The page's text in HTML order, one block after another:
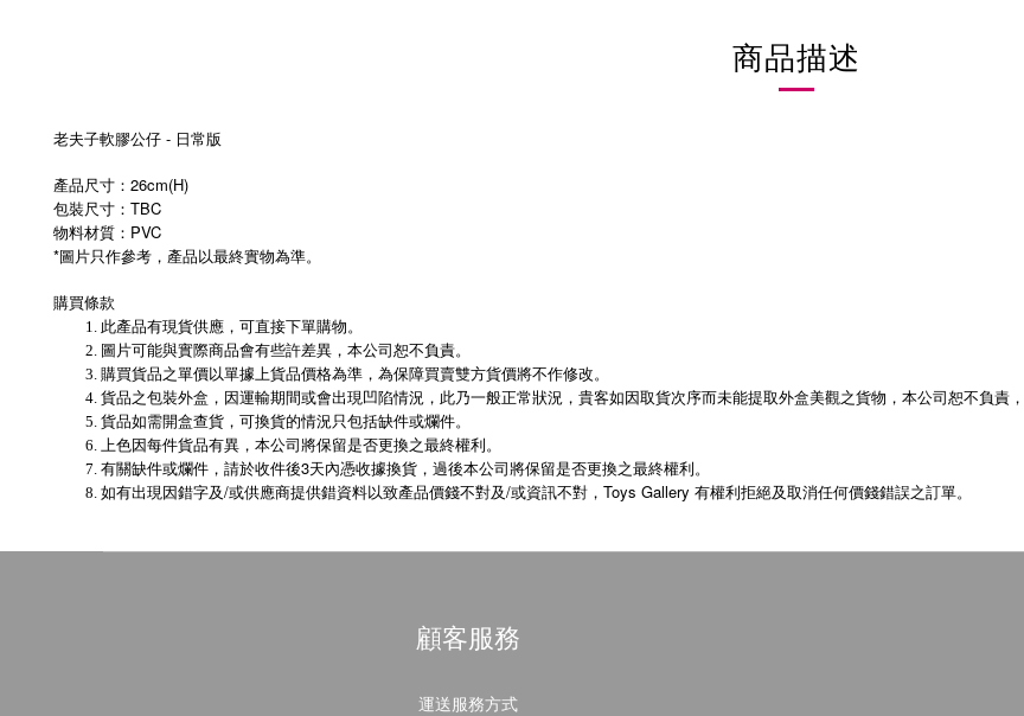
商品描述
老夫子軟膠公仔 - 日常版
產品尺寸：26cm(H)
包裝尺寸：TBC
物料材質：PVC
*圖片只作參考，產品以最終實物為準。
購買條款
此產品有現貨供應，可直接下單購物。
圖片可能與實際商品會有些許差異，本公司恕不負責。
購買貨品之單價以單據上貨品價格為準，為保障買賣雙方貨價將不作修改。
貨品之包裝外盒，因運輸期間或會出現凹陷情況，此乃一般正常狀況，貴客如因取貨次序而未能提取外盒美觀之貨物，本公司恕不負責
貨品如需開盒查貨，可換貨的情況只包括缺件或爛件。
上色因每件貨品有異，本公司將保留是否更換之最終權利。
有關缺件或爛件，請於收件後3天內憑收據換貨，過後本公司將保留是否更換之最終權利。
如有出現因錯字及/或供應商提供錯資料以致產品價錢不對及/或資訊不對， Toys Gallery 有權利拒絕及取消任何價錢錯誤之訂單。
顧客服務
運送服務方式